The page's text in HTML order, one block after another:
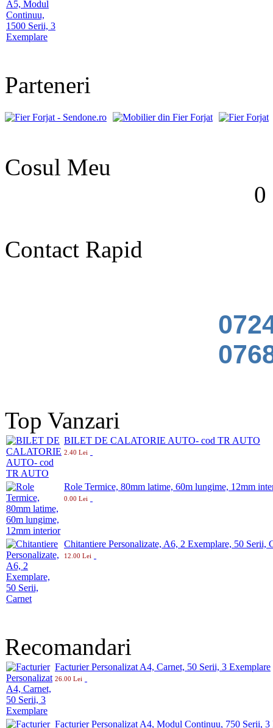
Parteneri
Cosul Meu
0
Contact Rapid
Top Vanzari
BILET DE CALATORIE AUTO- cod TR AUTO
2.40 Lei
Role Termice, 80mm latime, 60m lungime, 12mm
0.00 Lei
Chitantiere Personalizate, A6, 2 Exemplare, 50 Serii,
12.00 Lei
Recomandari
Facturier Personalizat A4, Carnet, 50 Serii, 3 Exemplare
26.00 Lei
Facturier Personalizat A4, Modul Continuu, 750 Serii, 3